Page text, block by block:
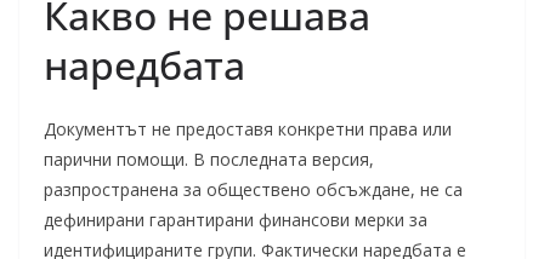
Какво не решава
наредбата
Документът не предоставя конкретни права или
парични помощи. В последната версия,
разпространена за обществено обсъждане, не са
дефинирани гарантирани финансови мерки за
идентифицираните групи. Фактически наредбата е